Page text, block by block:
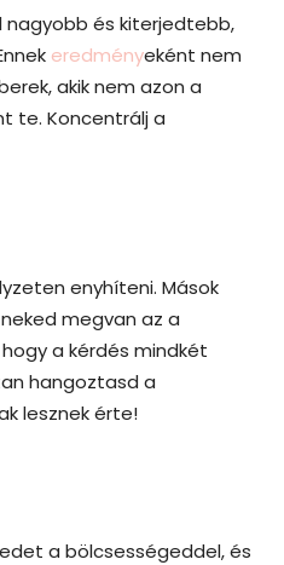
nagyobb és kiterjedtebb,
eredményeként nem
akik nem azon a
te. Koncentrálj a
enyhíteni. Mások
megvan az a
a kérdés mindkét
hangoztasd a
lesznek érte!
a bölcsességeddel, és